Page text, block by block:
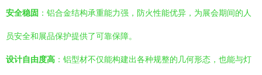
安全稳固 ：铝合金结构承重能力强，防火性能优异，为展会期间的人
员安全和展品保护提供了可靠保障。
设计自由度高 ：铝型材不仅能构建出各种规整的几何形态，也能与灯